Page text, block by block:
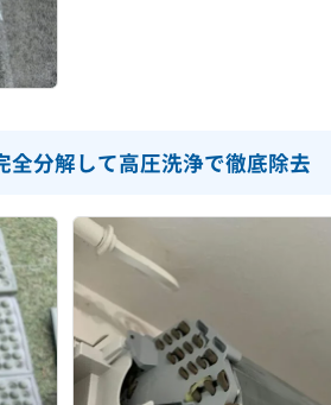
全分解して高圧洗浄で徹底除去